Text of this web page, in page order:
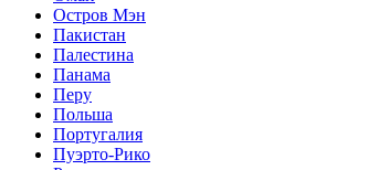
Остров Мэн
Пакистан
Палестина
Панама
Перу
Польша
Португалия
Пуэрто-Рико